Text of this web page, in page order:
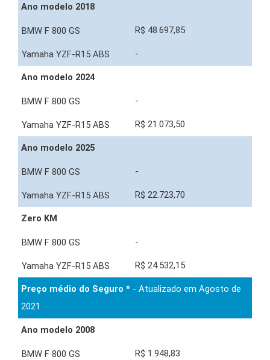
Ano modelo 2018
R$ 48.697,85
-
Ano modelo 2024
-
R$ 21.073,50
Ano modelo 2025
-
R$ 22.723,70
Zero KM
-
R$ 24.532,15
Preço médio do Seguro * - Atualizado em Agosto de
2021
Ano modelo 2008
R$ 1.948,83